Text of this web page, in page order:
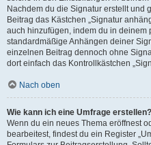
Nachdem du die Signatur erstellt und
Beitrag das Kästchen „Signatur
auch hinzufügen, indem du in deinem
standardmäßige Anhängen deiner
einzelnen Beitrag dennoch ohne
dort einfach das Kontrollkästchen
Nach oben
Wie kann ich eine Umfrage erstellen?
Wenn du ein neues Thema eröffnest
bearbeitest, findest du ein Register